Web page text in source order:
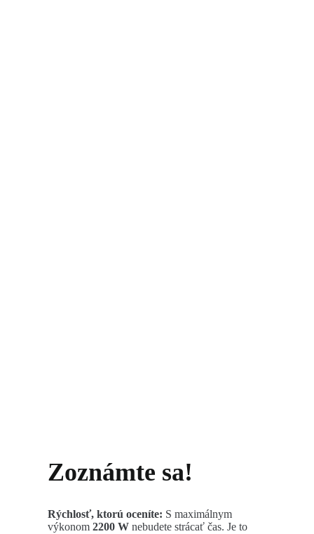
Zoznámte sa!
Rýchlosť, ktorú oceníte: S maximálnym
výkonom 2200 W nebudete strácať čas. Je to